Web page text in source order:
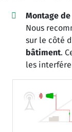
Montage
Nous
sur le côté
bâtiment.
les